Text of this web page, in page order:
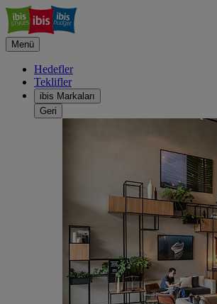
Menü
Hedefler
Teklifler
ibis Markaları
Geri